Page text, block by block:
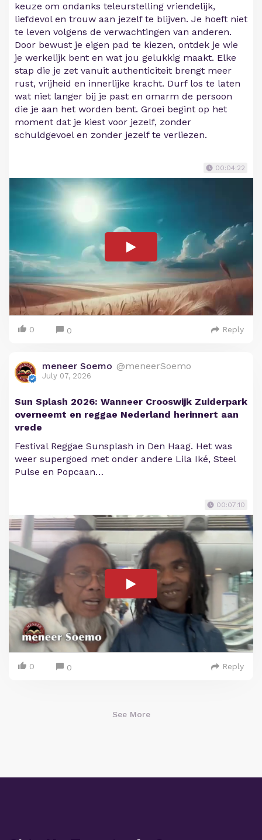
keuze om ondanks teleurstelling vriendelijk,
liefdevol en trouw aan jezelf te blijven. Je hoeft niet
te leven volgens de verwachtingen van anderen.
Door bewust je eigen pad te kiezen, ontdek je wie
je werkelijk bent en wat jou gelukkig maakt. Elke
stap die je zet vanuit authenticiteit brengt meer
rust, vrijheid en innerlijke kracht. Durf los te laten
wat niet langer bij je past en omarm de persoon
die je aan het worden bent. Groei begint op het
moment dat je kiest voor jezelf, zonder
schuldgevoel en zonder jezelf te verliezen.
00:04:22
0 0 Reply
meneer Soemo @meneerSoemo
July 07, 2026
Sun Splash 2026: Wanneer Crooswijk Zuiderpark
overneemt en reggae Nederland herinnert aan
vrede
Festival Reggae Sunsplash in Den Haag. Het was
weer supergoed met onder andere Lila Iké, Steel
Pulse en Popcaan…
00:07:10
0 0 Reply
See More